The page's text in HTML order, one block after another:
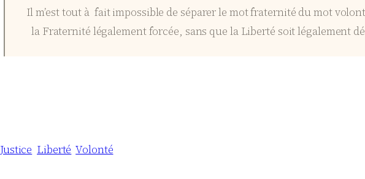
Il m’est tout à fait impossible de séparer le mot fraternité du mot
la Fraternité légalement forcée, sans que la Liberté soit légalement
Justice Liberté Volonté